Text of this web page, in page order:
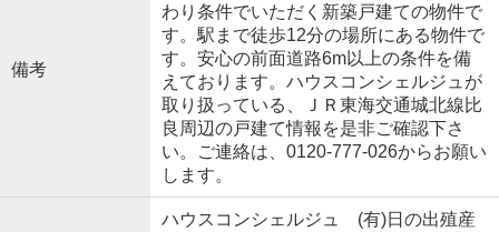
備考
わり条件でいただく新築戸建ての物件で
す。駅まで徒歩12分の場所にある物件で
す。安心の前面道路6m以上の条件を備
えております。ハウスコンシェルジュが
取り扱っている、ＪＲ東海交通城北線比
良周辺の戸建て情報を是非ご確認下さ
い。ご連絡は、0120-777-026からお願い
します。
ハウスコンシェルジュ (有)日の出殖産